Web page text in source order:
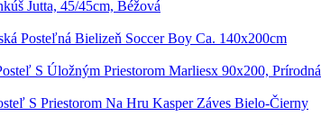
Jutta, 45/45cm, Béžová
Posteľná Bielizeň Soccer Boy Ca. 140x200cm
S Úložným Priestorom Marliesx 90x200, Prírodná
S Priestorom Na Hru Kasper Záves Bielo-Čierny